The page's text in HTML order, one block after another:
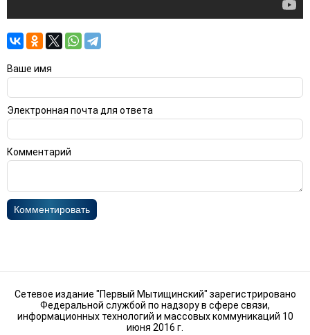
Ваше имя
Электронная почта для ответа
Комментарий
Комментировать
Сетевое издание "Первый Мытищинский" зарегистрировано
Федеральной службой по надзору в сфере связи,
информационных технологий и массовых коммуникаций 10
июня 2016 г.